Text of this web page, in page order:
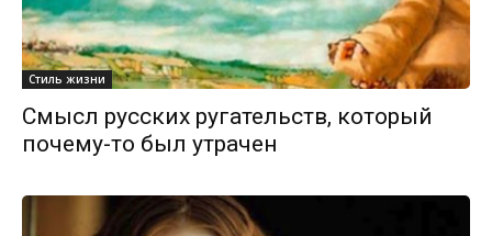
Стиль жизни
Смысл русских ругательств, который
почему-то был утрачен